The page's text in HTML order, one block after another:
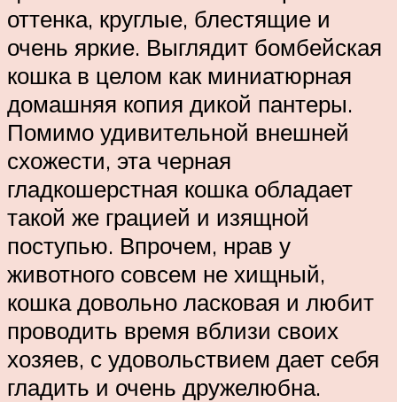
оттенка, круглые, блестящие и
очень яркие. Выглядит бомбейская
кошка в целом как миниатюрная
домашняя копия дикой пантеры.
Помимо удивительной внешней
схожести, эта черная
гладкошерстная кошка обладает
такой же грацией и изящной
поступью. Впрочем, нрав у
животного совсем не хищный,
кошка довольно ласковая и любит
проводить время вблизи своих
хозяев, с удовольствием дает себя
гладить и очень дружелюбна.